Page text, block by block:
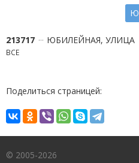
Ю
213717 ЮБИЛЕЙНАЯ, УЛИЦА
ВСЕ
Поделиться страницей:
© 2005-2026